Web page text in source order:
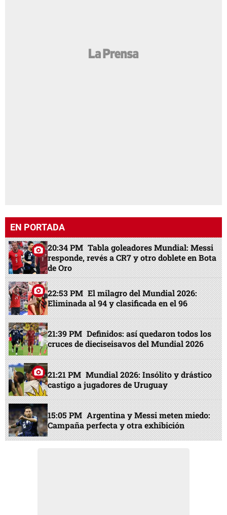
EN PORTADA
20:34 PM Tabla goleadores Mundial: Messi
responde, revés a CR7 y otro doblete en Bota
de Oro
22:53 PM El milagro del Mundial 2026:
Eliminada al 94 y clasificada en el 96
21:39 PM Definidos: así quedaron todos los
cruces de dieciseisavos del Mundial 2026
21:21 PM Mundial 2026: Insólito y drástico
castigo a jugadores de Uruguay
15:05 PM Argentina y Messi meten miedo:
Campaña perfecta y otra exhibición